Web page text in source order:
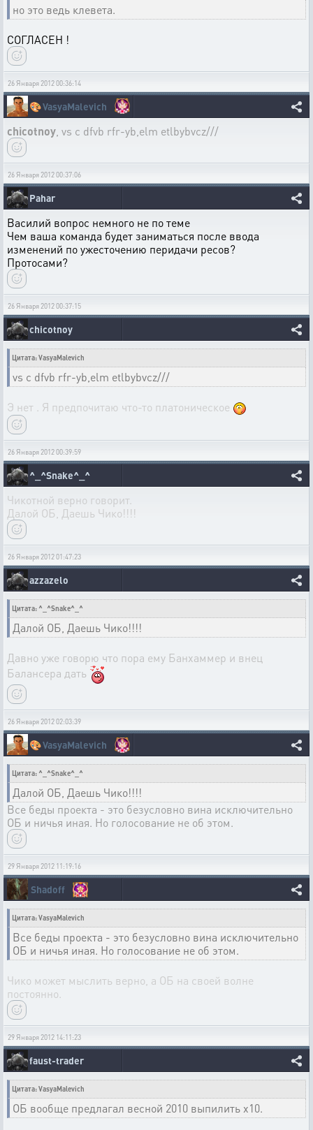
но это ведь клевета.
СОГЛАСЕН !
26 Января 2012 00:36:14
🎨VasyaMalevich
chicotnoy , vs c dfvb rfr-yb,elm etlbybvcz///
26 Января 2012 00:37:06
Pahar
Василий вопрос немного не по теме
Чем ваша команда будет заниматься после ввода
изменений по ужесточению перидачи ресов?
Протосами?
26 Января 2012 00:37:15
chicotnoy
Цитата: VasyaMalevich
vs c dfvb rfr-yb,elm etlbybvcz///
Э нет . Я предпочитаю что-то платоническое
26 Января 2012 00:39:59
^_^Snake^_^
Чикотной верно говорит.
Далой ОБ, Даешь Чико!!!!
26 Января 2012 01:47:23
azzazelo
Цитата: ^_^Snake^_^
Далой ОБ, Даешь Чико!!!!
Давно уже говорю что пора ему Банхаммер и внец
Балансера дать
26 Января 2012 02:03:39
🎨VasyaMalevich
Цитата: ^_^Snake^_^
Далой ОБ, Даешь Чико!!!!
Все беды проекта - это безусловно вина исключительно
ОБ и ничья иная. Но голосование не об этом.
29 Января 2012 11:19:16
Shadoff
Цитата: VasyaMalevich
Все беды проекта - это безусловно вина исключительно
ОБ и ничья иная. Но голосование не об этом.
Чико может мыслить верно, а ОБ на своей волне
постоянно.
29 Января 2012 14:11:23
faust-trader
Цитата: VasyaMalevich
ОБ вообще предлагал весной 2010 выпилить х10.